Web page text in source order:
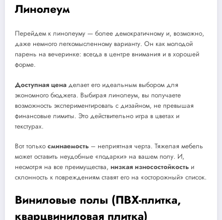
Линолеум
Перейдем к линолеуму — более демократичному и, возможно,
даже немного легкомысленному варианту. Он как молодой
парень на вечеринке: всегда в центре внимания и в хорошей
форме.
Доступная цена делает его идеальным выбором для
экономного бюджета. Выбирая линолеум, вы получаете
возможность экспериментировать с дизайном, не превышая
финансовые лимиты. Это действительно игра в цветах и
текстурах.
Вот только сминаемость – неприятная черта. Тяжелая мебель
может оставить неудобные «подарки» на вашем полу. И,
несмотря на все преимущества, низкая износостойкость и
склонность к повреждениям ставят его на «осторожный» список.
Виниловые полы (ПВХ-плитка,
кварцвиниловая плитка)